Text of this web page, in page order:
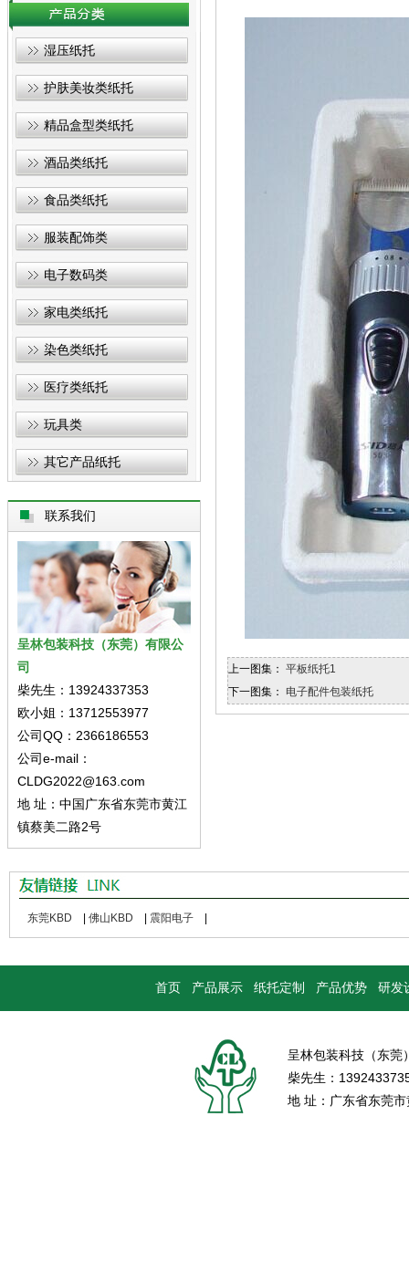
湿压纸托
护肤美妆类纸托
精品盒型类纸托
酒品类纸托
食品类纸托
服装配饰类
电子数码类
家电类纸托
染色类纸托
医疗类纸托
玩具类
其它产品纸托
联系我们
呈林包装科技（东莞）有限公
司
柴先生：13924337353
欧小姐：13712553977
公司QQ：2366186553
公司e-mail：
CLDG2022@163.com
地 址：中国广东省东莞市黄江
镇蔡美二路2号
上一图集： 平板纸托1
下一图集： 电子配件包装纸托
东莞KBD 佛山KBD 震阳电子
首页 产品展示 纸托定制 产品优势 研发
呈林包装科技（东
柴先生：
地 址：广东省东莞